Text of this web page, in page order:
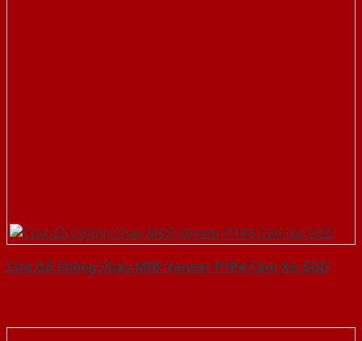
Cửa Gỗ Chống Cháy MDF Veneer P1R4 Căm Xe-SGD